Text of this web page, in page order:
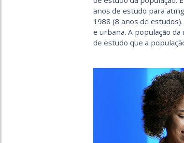
anos de estudo para
1988 (8 anos de
e urbana. A população
de estudo que a